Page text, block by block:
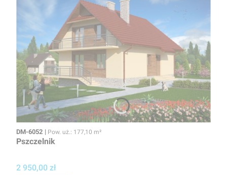
Kod
DM-6052 Powierzchnia użytkowa
Pow. uż.: 177,10 m²
Pszczelnik
Cena
2 950,00 zł